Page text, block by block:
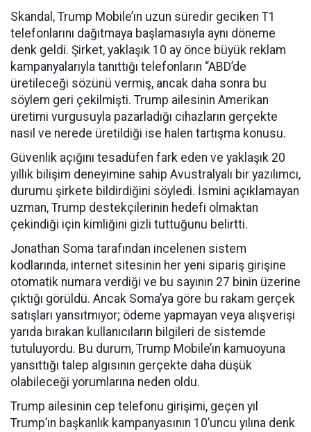
Skandal, Trump Mobile’ın uzun süredir geciken T1
telefonlarını dağıtmaya başlamasıyla aynı döneme
denk geldi. Şirket, yaklaşık 10 ay önce büyük reklam
kampanyalarıyla tanıttığı telefonların “ABD’de
üretileceği sözünü vermiş, ancak daha sonra bu
söylem geri çekilmişti. Trump ailesinin Amerikan
üretimi vurgusuyla pazarladığı cihazların gerçekte
nasıl ve nerede üretildiği ise halen tartışma konusu.
Güvenlik açığını tesadüfen fark eden ve yaklaşık 20
yıllık bilişim deneyimine sahip Avustralyalı bir yazılımcı,
durumu şirkete bildirdiğini söyledi. İsmini açıklamayan
uzman, Trump destekçilerinin hedefi olmaktan
çekindiği için kimliğini gizli tuttuğunu belirtti.
Jonathan Soma tarafından incelenen sistem
kodlarında, internet sitesinin her yeni sipariş girişine
otomatik numara verdiği ve bu sayının 27 binin üzerine
çıktığı görüldü. Ancak Soma’ya göre bu rakam gerçek
satışları yansıtmıyor; ödeme yapmayan veya alışverişi
yarıda bırakan kullanıcıların bilgileri de sistemde
tutuluyordu. Bu durum, Trump Mobile’ın kamuoyuna
yansıttığı talep algısının gerçekte daha düşük
olabileceği yorumlarına neden oldu.
Trump ailesinin cep telefonu girişimi, geçen yıl
Trump’ın başkanlık kampanyasının 10’uncu yılına denk